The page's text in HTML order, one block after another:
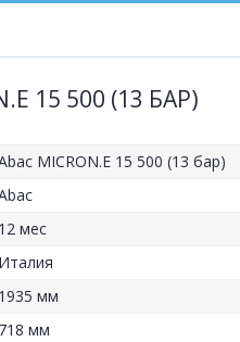
15 500 (13 БАР)
MICRON.E 15 500 (13 бар)
12 мес
Италия
1935 мм
718 мм